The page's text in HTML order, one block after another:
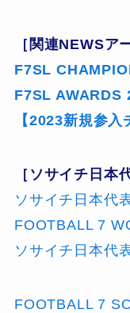
［関連NEWSア
F7SL
F7SL AWARDS
【2023新規参
［ソサイチ日本
ソサイチ日本代
FOOTBALL 7
ソサイチ日本代
FOOTBALL 7